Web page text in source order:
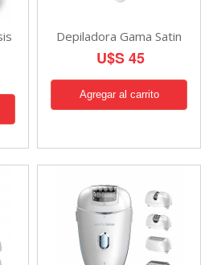
Depiladora Gama Satin
U$S 45